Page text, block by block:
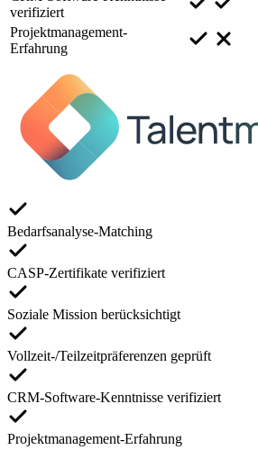
verifiziert
Projektmanagement-
Erfahrung
Bedarfsanalyse-Matching
CASP-Zertifikate verifiziert
Soziale Mission berücksichtigt
Vollzeit-/Teilzeitpräferenzen geprüft
CRM-Software-Kenntnisse verifiziert
Projektmanagement-Erfahrung